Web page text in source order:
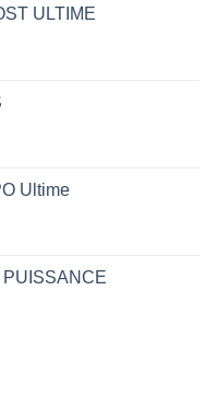
ULTIME
Ultime
PUISSANCE